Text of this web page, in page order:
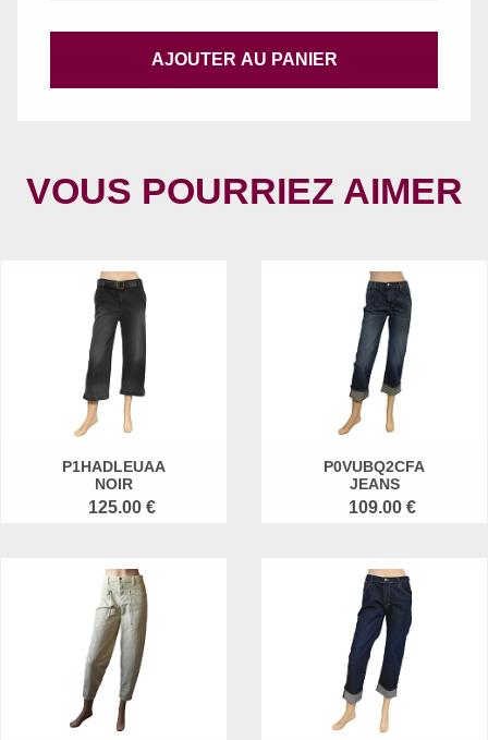
AJOUTER AU PANIER
VOUS POURRIEZ AIMER
P1HADLEUAA
NOIR
125.00 €
P0VUBQ2CFA
JEANS
109.00 €